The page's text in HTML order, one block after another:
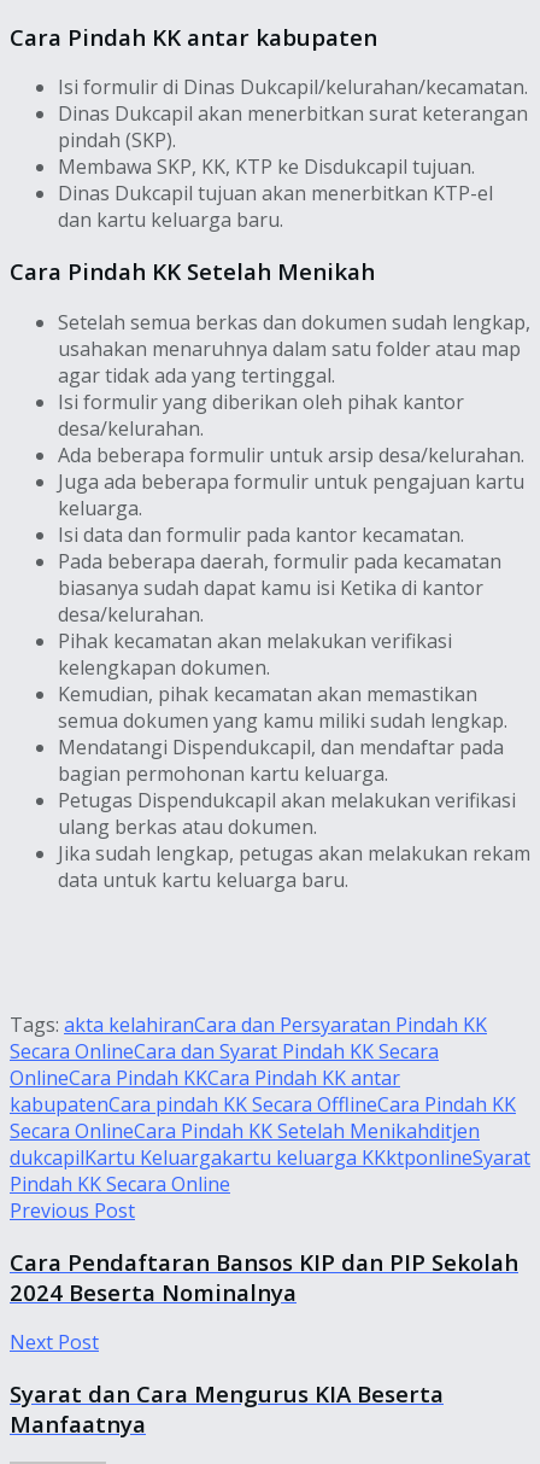
Cara Pindah KK antar kabupaten
Isi formulir di Dinas Dukcapil/kelurahan/kecamatan.
Dinas Dukcapil akan menerbitkan surat keterangan
pindah (SKP).
Membawa SKP, KK, KTP ke Disdukcapil tujuan.
Dinas Dukcapil tujuan akan menerbitkan KTP-el
dan kartu keluarga baru.
Cara Pindah KK Setelah Menikah
Setelah semua berkas dan dokumen sudah lengkap,
usahakan menaruhnya dalam satu folder atau map
agar tidak ada yang tertinggal.
Isi formulir yang diberikan oleh pihak kantor
desa/kelurahan.
Ada beberapa formulir untuk arsip desa/kelurahan.
Juga ada beberapa formulir untuk pengajuan kartu
keluarga.
Isi data dan formulir pada kantor kecamatan.
Pada beberapa daerah, formulir pada kecamatan
biasanya sudah dapat kamu isi Ketika di kantor
desa/kelurahan.
Pihak kecamatan akan melakukan verifikasi
kelengkapan dokumen.
Kemudian, pihak kecamatan akan memastikan
semua dokumen yang kamu miliki sudah lengkap.
Mendatangi Dispendukcapil, dan mendaftar pada
bagian permohonan kartu keluarga.
Petugas Dispendukcapil akan melakukan verifikasi
ulang berkas atau dokumen.
Jika sudah lengkap, petugas akan melakukan rekam
data untuk kartu keluarga baru.
Tags: akta kelahiranCara dan Persyaratan Pindah KK
Secara OnlineCara dan Syarat Pindah KK Secara
OnlineCara Pindah KKCara Pindah KK antar
kabupatenCara pindah KK Secara OfflineCara Pindah KK
Secara OnlineCara Pindah KK Setelah Menikahditjen
dukcapilKartu Keluargakartu keluarga KKktponlineSyarat
Pindah KK Secara Online
Previous Post
Cara Pendaftaran Bansos KIP dan PIP Sekolah
2024 Beserta Nominalnya
Next Post
Syarat dan Cara Mengurus KIA Beserta
Manfaatnya